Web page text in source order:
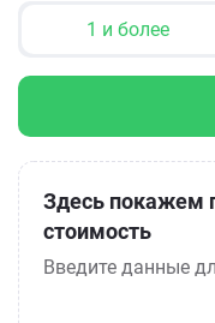
1 и более
Здесь покажем
стоимость
Введите данные